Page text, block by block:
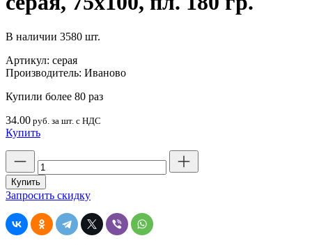
В наличии 3580 шт.
Артикул: серая
Производитель: Иваново
Купили более 80 раз
34.00 руб. за шт. с НДС
Купить
товара
Тряпка
для
из
ХПП,
Купить
Запросить скидку